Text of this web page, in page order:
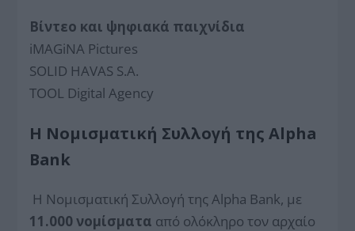
Βίντεο και ψηφιακά παιχνίδια
iMAGiNA Pictures
SOLID HAVAS S.A.
TOOL Digital Agency
Η Nομισματική Συλλογή της Alpha
Bank
Η Νομισματική Συλλογή της Alpha Bank, με
11.000 νομίσματα από ολόκληρο τον αρχαίο